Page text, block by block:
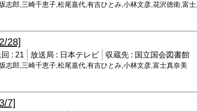
志郎,三崎千恵子,松尾嘉代,有吉ひとみ,小林文彦,花沢徳衛,富
28]
: 21 放送局 : 日本テレビ 収蔵先 : 国立国会図書館
志郎,三崎千恵子,松尾嘉代,有吉ひとみ,小林文彦,富士真奈美
7]